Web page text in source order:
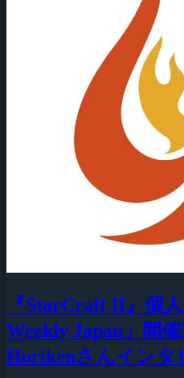
『StarCraft II』個
Weekly Japan」開
Horikenさんインタ